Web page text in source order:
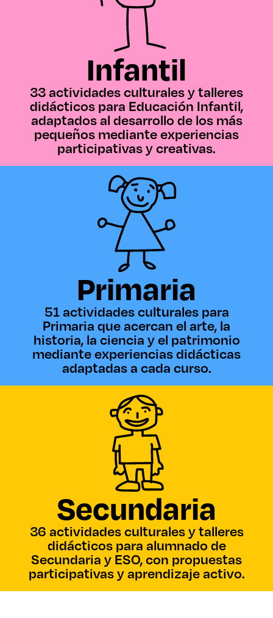
Infantil
33 actividades culturales y talleres
didácticos para Educación Infantil,
adaptados al desarrollo de los más
pequeños mediante experiencias
participativas y creativas.
Primaria
51 actividades culturales para
Primaria que acercan el arte, la
historia, la ciencia y el patrimonio
mediante experiencias didácticas
adaptadas a cada curso.
Secundaria
36 actividades culturales y talleres
didácticos para alumnado de
Secundaria y ESO, con propuestas
participativas y aprendizaje activo.